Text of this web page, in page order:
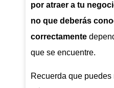
por atraer a tu
no que deberás
correctamente
que se encuentre.
Recuerda que puedes